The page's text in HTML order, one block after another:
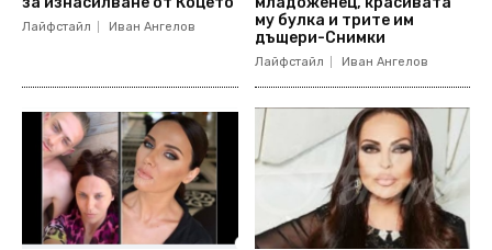
Лайфстайл Иван Ангелов
му булка и трите им
дъщери-Снимки
Лайфстайл Иван Ангелов